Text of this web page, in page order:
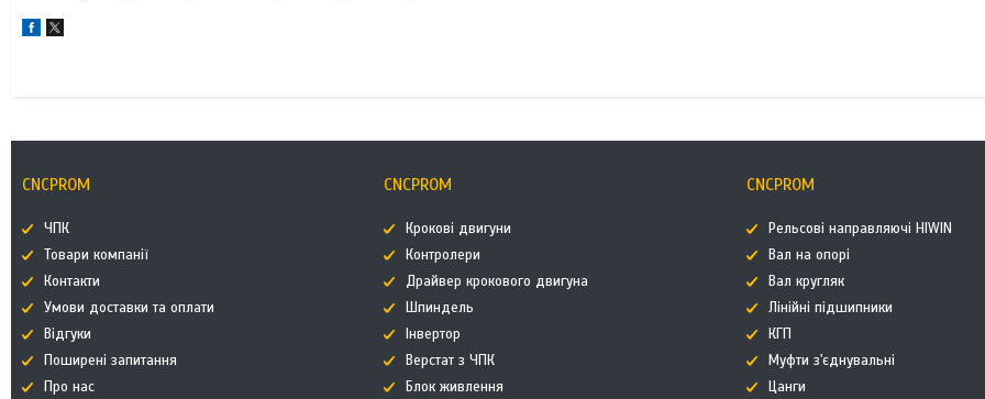
CNCPROM
ЧПК
Товари компанії
Контакти
Умови доставки та оплати
Відгуки
Поширені запитання
Про нас
CNCPROM
Крокові двигуни
Контролери
Драйвер крокового двигуна
Шпиндель
Інвертор
Верстат з ЧПК
Блок живлення
CNCPROM
Рельсові направляючі HIWIN
Вал на опорі
Вал кругляк
Лінійні підшипники
КГП
Муфти з'єднувальні
Цанги